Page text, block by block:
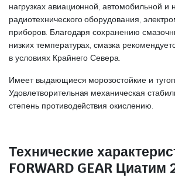
нагрузках авиационной, автомобильной и
радиотехнического оборудования,
приборов. Благодаря сохранению
низких температурах, смазка
в условиях Крайнего Севера.
Имеет выдающиеся морозостойкие и
Удовлетворительная механическая
степень противодействия окислению.
Технические
FORWARD GEAR Циатим